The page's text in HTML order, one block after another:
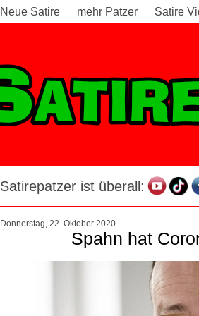
Neue Satire mehr Patzer Satire
Satirepatzer ist überall:
Donnerstag, 22. Oktober 2020
Spahn hat